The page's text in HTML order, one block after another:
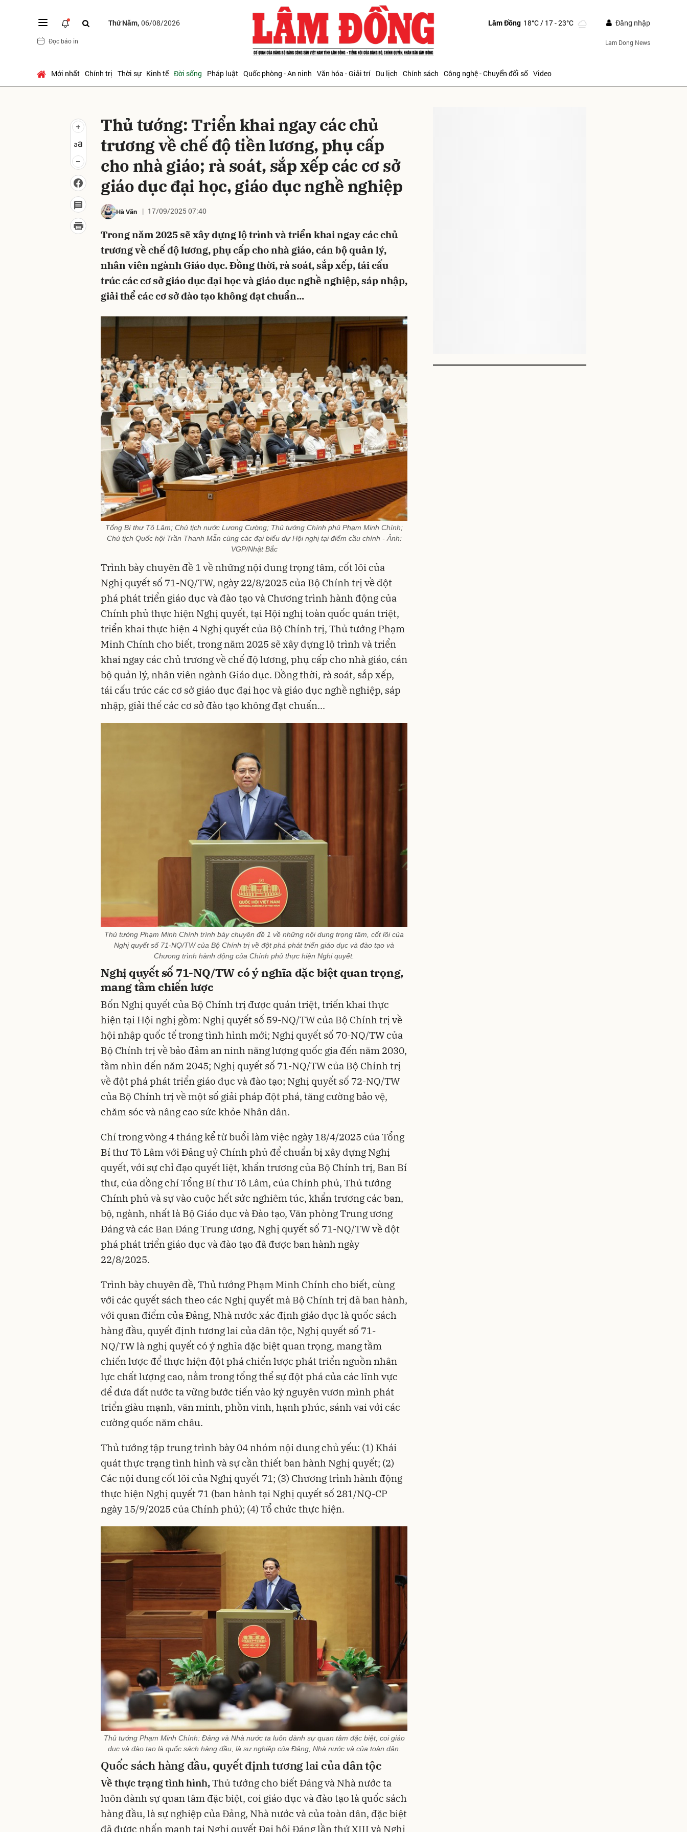
Thứ Năm, 06/08/2026
Đọc báo in
Lâm Đồng 18°C/ 17 - 23°C Đăng nhập
Lam Dong News
Mới nhất Chính trị Thời sự Kinh tế Đời sống Pháp luật Quốc phòng - An ninh Văn hóa - Giải trí Du lịch Chính sách Công nghệ - Chuyển đổi số Video
Thủ tướng: Triển khai ngay các chủ
trương về chế độ tiền lương, phụ cấp
cho nhà giáo; rà soát, sắp xếp các cơ sở
giáo dục đại học, giáo dục nghề nghiệp
Hà Văn 17/09/2025 07:40
Trong năm 2025 sẽ xây dựng lộ trình và triển khai ngay các chủ
trương về chế độ lương, phụ cấp cho nhà giáo, cán bộ quản lý,
nhân viên ngành Giáo dục. Đồng thời, rà soát, sắp xếp, tái cấu
trúc các cơ sở giáo dục đại học và giáo dục nghề nghiệp, sáp nhập,
giải thể các cơ sở đào tạo không đạt chuẩn...
Tổng Bí thư Tô Lâm; Chủ tịch nước Lương Cường; Thủ tướng Chính phủ Phạm Minh Chính;
Chủ tịch Quốc hội Trần Thanh Mẫn cùng các đại biểu dự Hội nghị tại điểm cầu chính - Ảnh:
VGP/Nhật Bắc
Trình bày chuyên đề 1 về những nội dung trọng tâm, cốt lõi của
Nghị quyết số 71-NQ/TW, ngày 22/8/2025 của Bộ Chính trị về đột
phá phát triển giáo dục và đào tạo và Chương trình hành động của
Chính phủ thực hiện Nghị quyết, tại Hội nghị toàn quốc quán triệt,
triển khai thực hiện 4 Nghị quyết của Bộ Chính trị, Thủ tướng Phạm
Minh Chính cho biết, trong năm 2025 sẽ xây dựng lộ trình và triển
khai ngay các chủ trương về chế độ lương, phụ cấp cho nhà giáo, cán
bộ quản lý, nhân viên ngành Giáo dục. Đồng thời, rà soát, sắp xếp,
tái cấu trúc các cơ sở giáo dục đại học và giáo dục nghề nghiệp, sáp
nhập, giải thể các cơ sở đào tạo không đạt chuẩn...
Thủ tướng Phạm Minh Chính trình bày chuyên đề 1 về những nội dung trọng tâm, cốt lõi của
Nghị quyết số 71-NQ/TW của Bộ Chính trị về đột phá phát triển giáo dục và đào tạo và
Chương trình hành động của Chính phủ thực hiện Nghị quyết.
Nghị quyết số 71-NQ/TW có ý nghĩa đặc biệt quan trọng,
mang tầm chiến lược
Bốn Nghị quyết của Bộ Chính trị được quán triệt, triển khai thực
hiện tại Hội nghị gồm: Nghị quyết số 59-NQ/TW của Bộ Chính trị về
hội nhập quốc tế trong tình hình mới; Nghị quyết số 70-NQ/TW của
Bộ Chính trị về bảo đảm an ninh năng lượng quốc gia đến năm 2030,
tầm nhìn đến năm 2045; Nghị quyết số 71-NQ/TW của Bộ Chính trị
về đột phá phát triển giáo dục và đào tạo; Nghị quyết số 72-NQ/TW
của Bộ Chính trị về một số giải pháp đột phá, tăng cường bảo vệ,
chăm sóc và nâng cao sức khỏe Nhân dân.
Chỉ trong vòng 4 tháng kể từ buổi làm việc ngày 18/4/2025 của Tổng
Bí thư Tô Lâm với Đảng uỷ Chính phủ để chuẩn bị xây dựng Nghị
quyết, với sự chỉ đạo quyết liệt, khẩn trương của Bộ Chính trị, Ban Bí
thư, của đồng chí Tổng Bí thư Tô Lâm, của Chính phủ, Thủ tướng
Chính phủ và sự vào cuộc hết sức nghiêm túc, khẩn trương các ban,
bộ, ngành, nhất là Bộ Giáo dục và Đào tạo, Văn phòng Trung ương
Đảng và các Ban Đảng Trung ương, Nghị quyết số 71-NQ/TW về đột
phá phát triển giáo dục và đào tạo đã được ban hành ngày
22/8/2025.
Trình bày chuyên đề, Thủ tướng Phạm Minh Chính cho biết, cùng
với các quyết sách theo các Nghị quyết mà Bộ Chính trị đã ban hành,
với quan điểm của Đảng, Nhà nước xác định giáo dục là quốc sách
hàng đầu, quyết định tương lai của dân tộc, Nghị quyết số 71-
NQ/TW là nghị quyết có ý nghĩa đặc biệt quan trọng, mang tầm
chiến lược để thực hiện đột phá chiến lược phát triển nguồn nhân
lực chất lượng cao, nằm trong tổng thể sự đột phá của các lĩnh vực
để đưa đất nước ta vững bước tiến vào kỷ nguyên vươn mình phát
triển giàu mạnh, văn minh, phồn vinh, hạnh phúc, sánh vai với các
cường quốc năm châu.
Thủ tướng tập trung trình bày 04 nhóm nội dung chủ yếu: (1) Khái
quát thực trạng tình hình và sự cần thiết ban hành Nghị quyết; (2)
Các nội dung cốt lõi của Nghị quyết 71; (3) Chương trình hành động
thực hiện Nghị quyết 71 (ban hành tại Nghị quyết số 281/NQ-CP
ngày 15/9/2025 của Chính phủ); (4) Tổ chức thực hiện.
Thủ tướng Phạm Minh Chính: Đảng và Nhà nước ta luôn dành sự quan tâm đặc biệt, coi giáo
dục và đào tạo là quốc sách hàng đầu, là sự nghiệp của Đảng, Nhà nước và của toàn dân.
Quốc sách hàng đầu, quyết định tương lai của dân tộc
Về thực trạng tình hình,Thủ tướng cho biết Đảng và Nhà nước ta
luôn dành sự quan tâm đặc biệt, coi giáo dục và đào tạo là quốc sách
hàng đầu, là sự nghiệp của Đảng, Nhà nước và của toàn dân, đặc biệt
đã được nhấn mạnh tại Nghị quyết Đại hội Đảng lần thứ XIII và Nghị
Gửi bình luận